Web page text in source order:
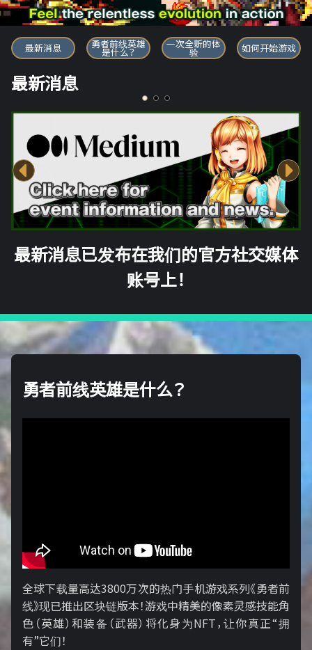
勇者前线英雄
最新消息 勇者前线英雄
是什么？
一次全新的体
验 如何开始游戏
最新消息
最新消息已发布在我们的官方社交媒体
账号上！
勇者前线英雄是什么？
全球下载量高达3800万次的热门手机游戏系列《勇者前
线》现已推出区块链版本！游戏中精美的像素灵感技能角
色（英雄）和装备（武器）将化身为NFT，让你真正“拥
有”它们！